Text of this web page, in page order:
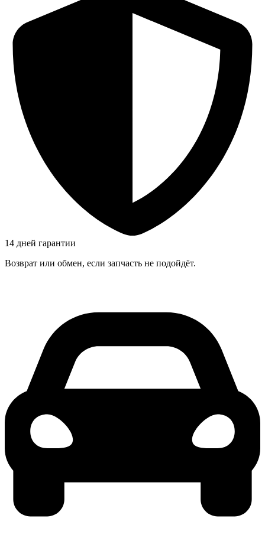
14 дней гарантии
Возврат или обмен, если запчасть не подойдёт.